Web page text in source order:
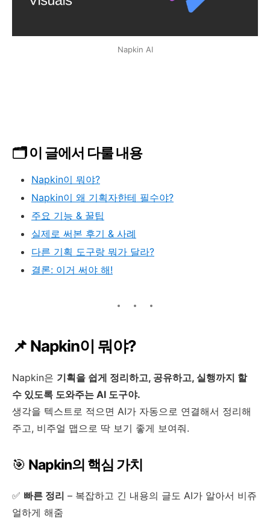
Napkin AI
🗂️ 이 글에서 다룰 내용
Napkin이 뭐야?
Napkin이 왜 기획자한테 필수야?
주요 기능 & 꿀팁
실제로 써본 후기 & 사례
다른 기획 도구랑 뭐가 달라?
결론: 이거 써야 해!
📌 Napkin이 뭐야?
Napkin은 기획을 쉽게 정리하고, 공유하고, 실행까지 할
수 있도록 도와주는 AI 도구야.
생각을 텍스트로 적으면 AI가 자동으로 연결해서 정리해
주고, 비주얼 맵으로 딱 보기 좋게 보여줘.
🎯 Napkin의 핵심 가치
✅ 빠른 정리 – 복잡하고 긴 내용의 글도 AI가 알아서 비쥬
얼하게 해줌